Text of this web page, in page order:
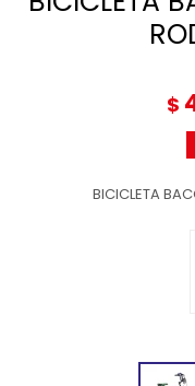
$
BICICLETA